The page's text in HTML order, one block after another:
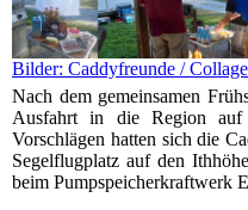
Bilder: Caddyfreunde /
Nach dem gemeinsamen
Ausfahrt in die Region
Vorschlägen hatten sich die
Segelflugplatz auf den
beim Pumpspeicherkraftwerk